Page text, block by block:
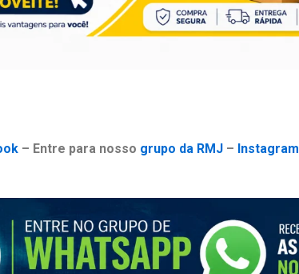
– Entre para nosso grupo da RMJ – Instagram